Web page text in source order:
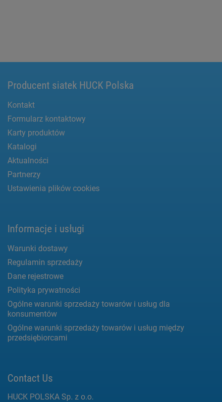
Producent siatek HUCK Polska
Kontakt
Formularz kontaktowy
Karty produktów
Katalogi
Aktualności
Partnerzy
Ustawienia plików cookies
Informacje i usługi
Warunki dostawy
Regulamin sprzedaży
Dane rejestrowe
Polityka prywatności
Ogólne warunki sprzedaży towarów i usług dla
konsumentów
Ogólne warunki sprzedaży towarów i usług między
przedsiębiorcami
Contact Us
HUCK POLSKA Sp. z o.o.